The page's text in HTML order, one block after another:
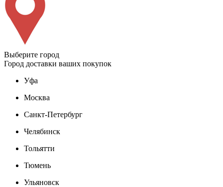
Выберите город
Город доставки ваших покупок
Уфа
Москва
Санкт-Петербург
Челябинск
Тольятти
Тюмень
Ульяновск